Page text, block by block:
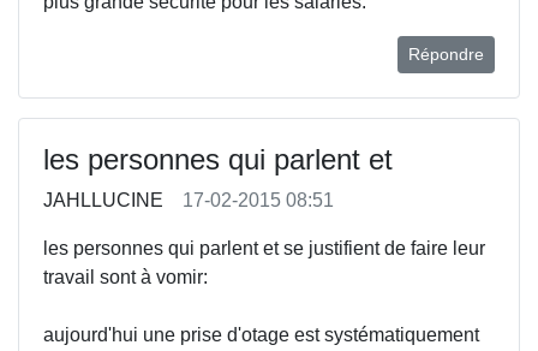
Répondre
les personnes qui parlent et
JAHLLUCINE 17-02-2015 08:51
les personnes qui parlent et se justifient de faire leur
travail sont à vomir:
aujourd'hui une prise d'otage est systématiquement